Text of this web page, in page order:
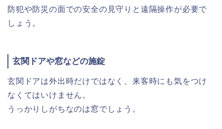
防犯や防災の面での安全の見守りと遠隔操作が必要で
しょう。
玄関ドアや窓などの施錠
玄関ドアは外出時だけではなく、来客時にも気をつけ
なくてはいけません。
うっかりしがちなのは窓でしょう。